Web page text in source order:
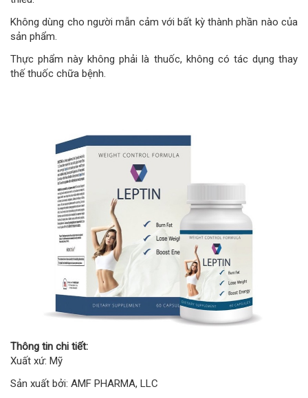
Không dùng cho người mẫn cảm với bất kỳ thành phần nào của
sản phẩm.
Thực phẩm này không phải là thuốc, không có tác dụng thay
thế thuốc chữa bệnh.
Thông tin chi tiết:
Xuất xứ: Mỹ
Sản xuất bởi: AMF PHARMA, LLC